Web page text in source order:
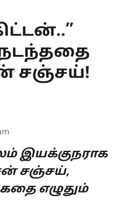
சஞ்சய்!
இயக்குநராக
சஞ்சய்,
கதை எழுதும்